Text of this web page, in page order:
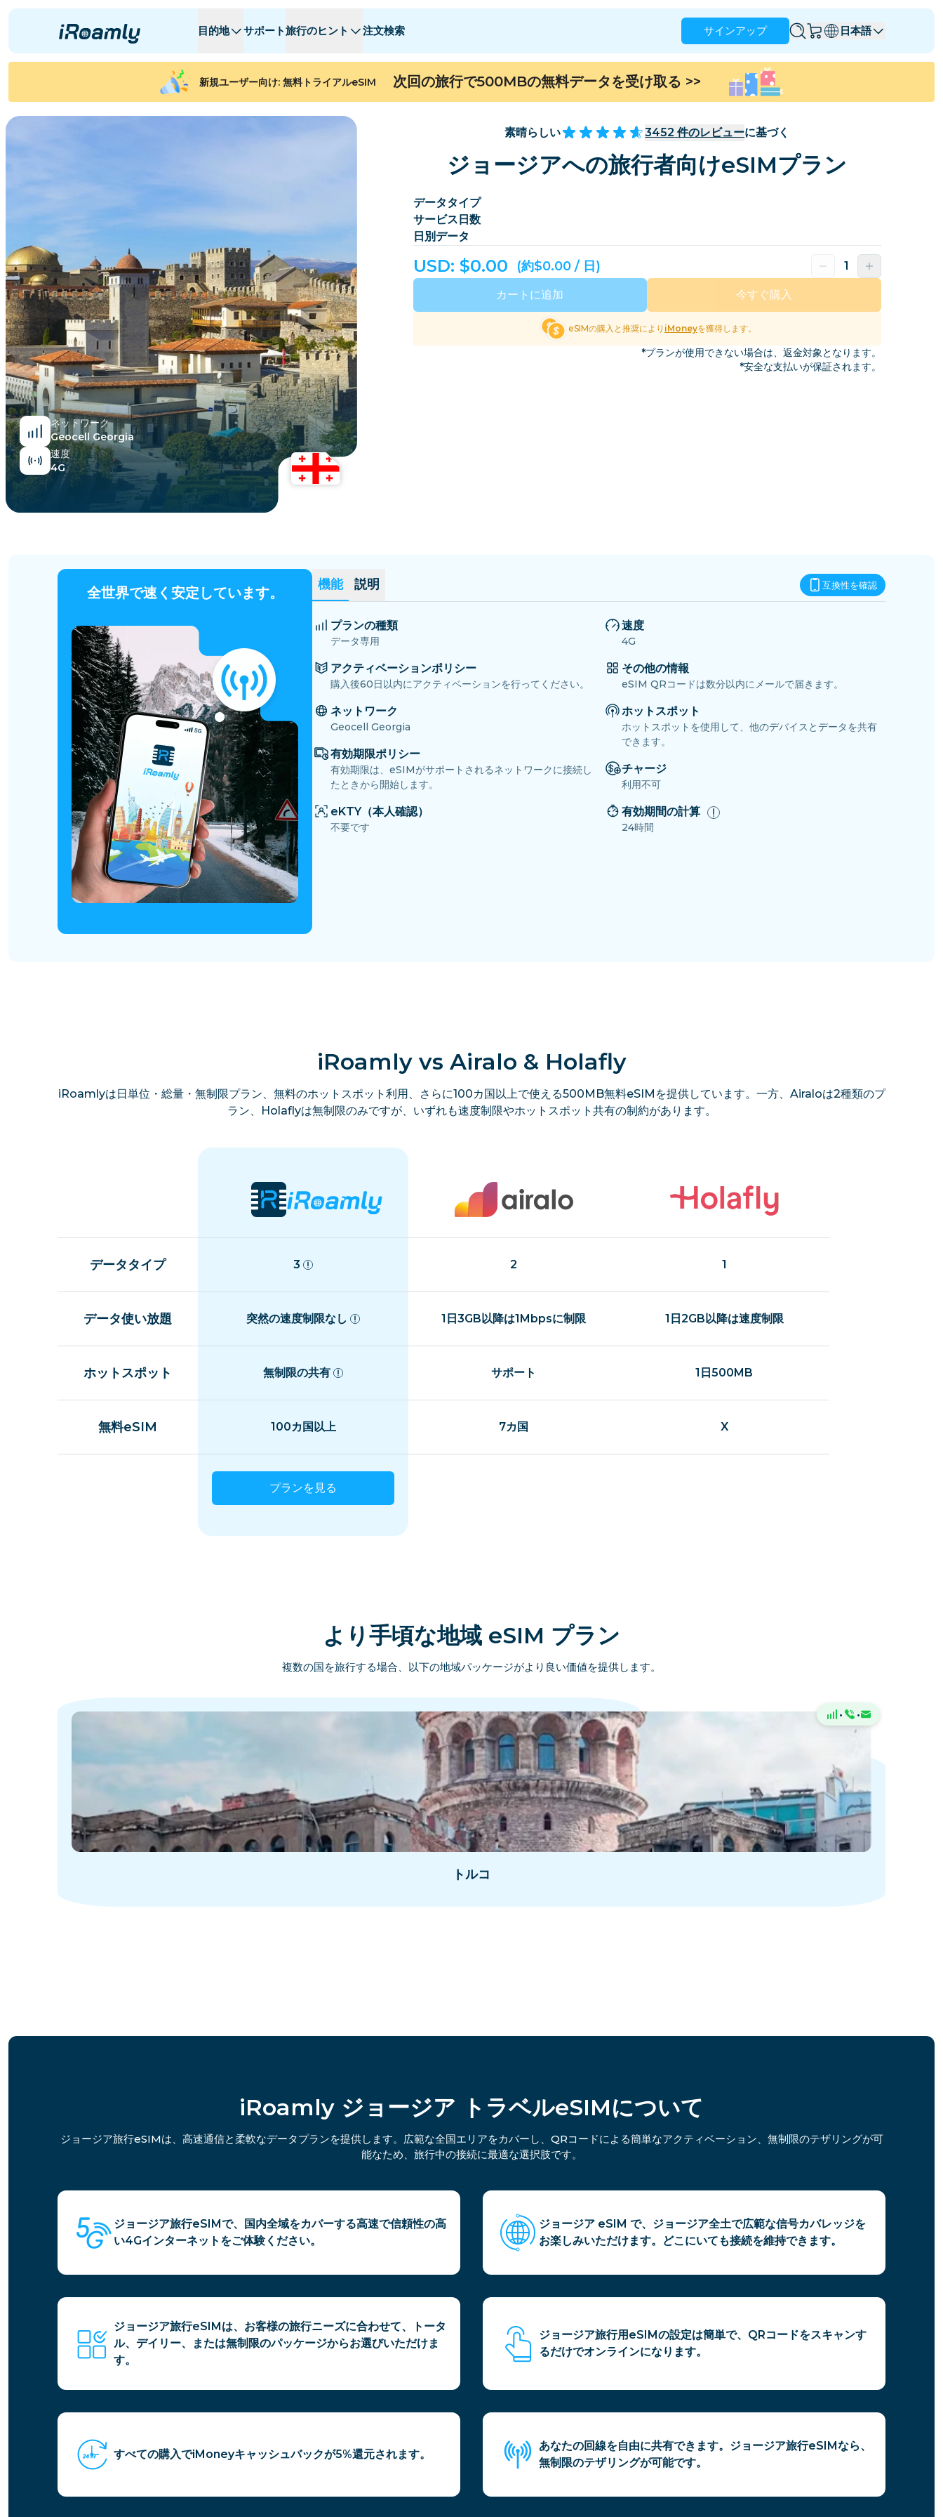
目的地 サポート旅行のヒント 注文検索 サインアップ 日本語
ローカルeSIM
リージョナルeSIM
J - O P - S
アルバニア
アルジェリア アンドラ アングィラ
アルゼンチン
ボスニア・ヘルツェゴビナ ブラジル ブルネイ
カンボジア
チャド
콩고 공화국 コスタリカ コートジボワール キプロス
チェコ共和国 ドミニカ ドミニカ共和国
エジプト エストニア
全ての目的地を見る
旅行日程 J - O P - S
中国 ヨーロッパ
新規ユーザー向け: 無料トライアルeSIM 次回の旅行で500MBの無料データを受け取る >>
ネットワーク
Geocell Georgia
速度
4G
素晴らしい 3452 件のレビューに基づく
ジョージアへの旅行者向けeSIMプラン
データタイプ
サービス日数
日別データ
USD: $0.00 (約$0.00 / 日)
カートに追加 今すぐ購入
eSIMの購入と推奨により iMoneyを獲得します。
*プランが使用できない場合は、返金対象となります。
*安全な支払いが保証されます。
全世界で速く安定しています。 機能 説明 互換性を確認
プランの種類
データ専用
アクティベーションポリシー
購入後60日以内にアクティベーションを行ってください。
ネットワーク
Geocell Georgia
有効期限ポリシー
有効期限は、eSIMがサポートされるネットワークに接続し
たときから開始します。
eKTY（本人確認）
不要です
速度
4G
その他の情報
eSIM QRコードは数分以内にメールで届きます。
ホットスポット
ホットスポットを使用して、他のデバイスとデータを共有
できます。
チャージ
利用不可
有効期間の計算
24時間
iRoamly vs Airalo & Holafly
iRoamlyは日単位・総量・無制限プラン、無料のホットスポット利用、さらに100カ国以上で使える500MB無料eSIMを提供しています。一方、Airaloは2種類のプ
ラン、Holaflyは無制限のみですが、いずれも速度制限やホットスポット共有の制約があります。
データタイプ 3 2 1
データ使い放題 突然の速度制限なし 1日3GB以降は1Mbpsに制限 1日2GB以降は速度制限
ホットスポット 無制限の共有 サポート 1日500MB
無料eSIM 100カ国以上 7カ国 X
プランを見る
より手頃な地域 eSIM プラン
複数の国を旅行する場合、以下の地域パッケージがより良い価値を提供します。
· ·
トルコ
iRoamly ジョージア トラベルeSIMについて
ジョージア旅行eSIMは、高速通信と柔軟なデータプランを提供します。広範な全国エリアをカバーし、QRコードによる簡単なアクティベーション、無制限のテザリングが可
能なため、旅行中の接続に最適な選択肢です。
ジョージア旅行eSIMで、国内全域をカバーする高速で信頼性の高
い4Gインターネットをご体験ください。
ジョージア eSIM で、ジョージア全土で広範な信号カバレッジを
お楽しみいただけます。どこにいても接続を維持できます。
ジョージア旅行eSIMは、お客様の旅行ニーズに合わせて、トータ
ル、デイリー、または無制限のパッケージからお選びいただけま
す。
ジョージア旅行用eSIMの設定は簡単で、QRコードをスキャンす
るだけでオンラインになります。
すべての購入でiMoneyキャッシュバックが5%還元されます。
あなたの回線を自由に共有できます。ジョージア旅行eSIMなら、
無制限のテザリングが可能です。